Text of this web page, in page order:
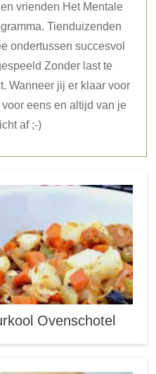
vrienden Het Mentale
Tienduizenden
ondertussen succesvol
Zonder last te
Wanneer jij er klaar voor
eens en altijd van je
af ;-)
Ovenschotel